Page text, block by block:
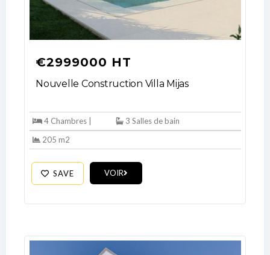
€2999000 HT
Nouvelle Construction Villa Mijas
4 Chambres |
3 Salles de bain
205 m2
SAVE VOIR